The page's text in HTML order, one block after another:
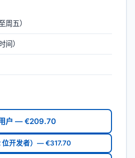
周五）
间）
户 — €209.70
位开发者）— €317.70